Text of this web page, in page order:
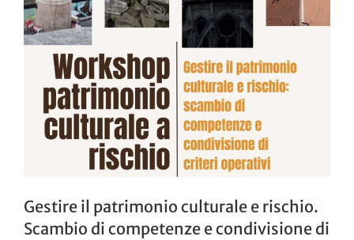
Gestire il patrimonio culturale e rischio.
Scambio di competenze e condivisione di